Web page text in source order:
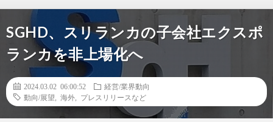
SGHD、スリランカの子会社エクスポ
ランカを非上場化へ
2024.03.02 06:00:52
経営/業界動向
動向/展望
海外 プレスリリースなど